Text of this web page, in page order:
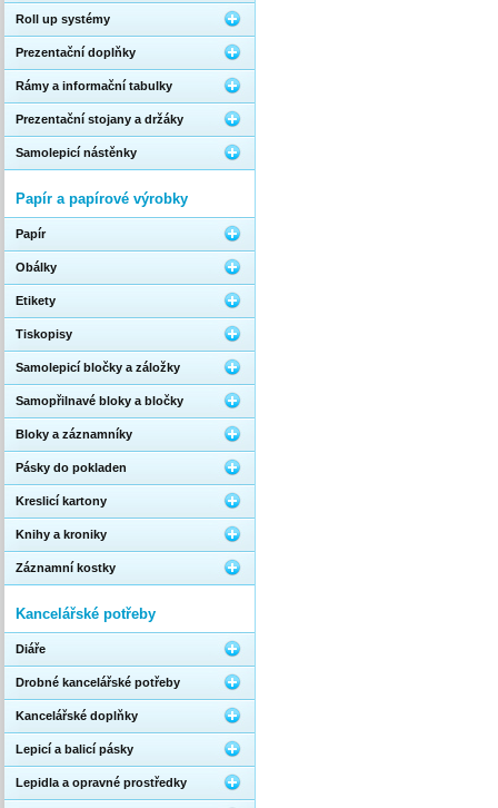
Roll up systémy
Prezentační doplňky
Rámy a informační tabulky
Prezentační stojany a držáky
Samolepicí nástěnky
Papír a papírové výrobky
Papír
Obálky
Etikety
Tiskopisy
Samolepicí bločky a záložky
Samopřilnavé bloky a bločky
Bloky a záznamníky
Pásky do pokladen
Kreslicí kartony
Knihy a kroniky
Záznamní kostky
Kancelářské potřeby
Diáře
Drobné kancelářské potřeby
Kancelářské doplňky
Lepicí a balicí pásky
Lepidla a opravné prostředky